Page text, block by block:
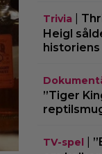
Trivia
Heigl
”Tiger
TV-spel